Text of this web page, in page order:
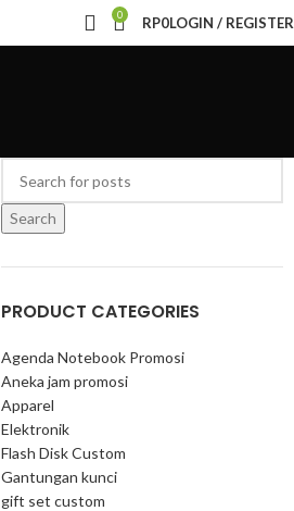
0 RP0LOGIN / REGISTER
Search
PRODUCT CATEGORIES
Agenda Notebook Promosi
Aneka jam promosi
Apparel
Elektronik
Flash Disk Custom
Gantungan kunci
gift set custom